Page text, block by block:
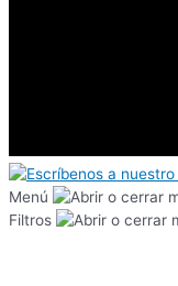
Menú
Filtros